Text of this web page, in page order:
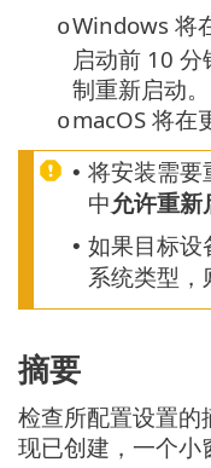
oWindows 将
启动前 10
制重新启动。
omacOS 将在
• 将安装需要
中允许重新
• 如果目标设
系统类型，
摘要
检查所配置设置的
现已创建，一个小